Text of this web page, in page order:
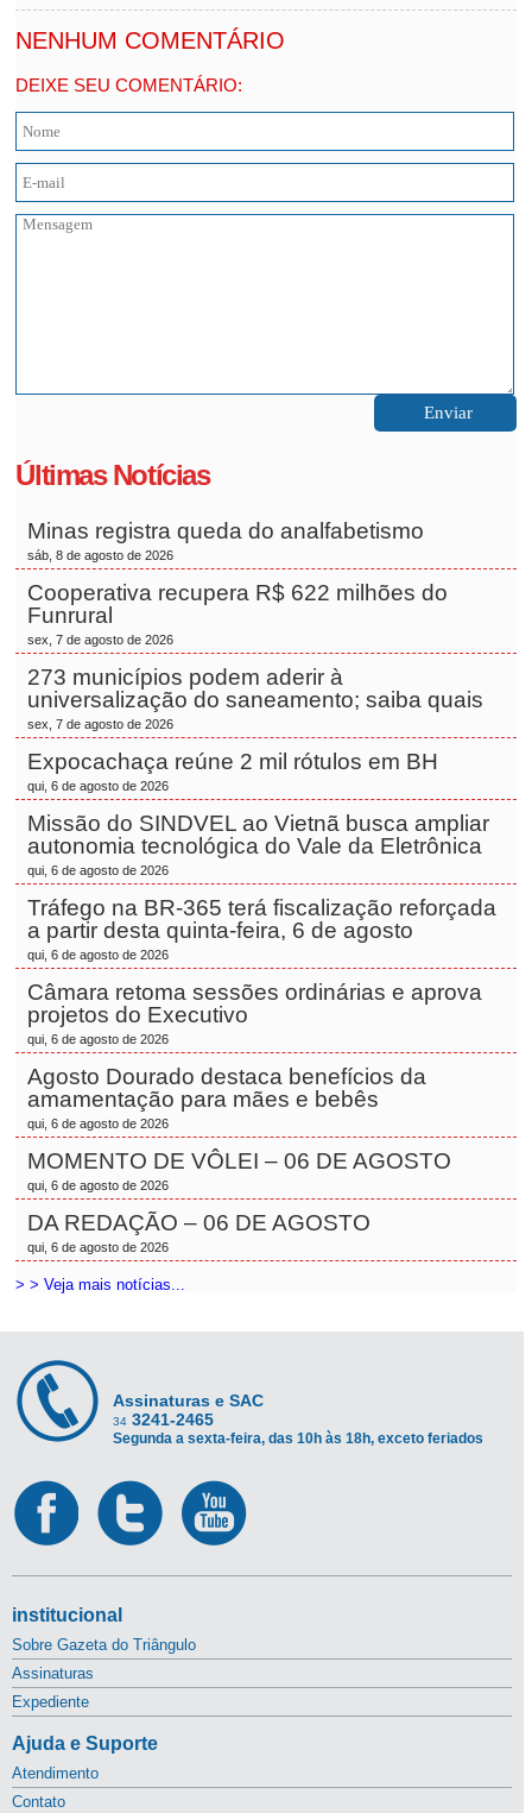
NENHUM COMENTÁRIO
DEIXE SEU COMENTÁRIO:
Últimas Notícias
Minas registra queda do analfabetismo
sáb, 8 de agosto de 2026
Cooperativa recupera R$ 622 milhões do
Funrural
sex, 7 de agosto de 2026
273 municípios podem aderir à
universalização do saneamento; saiba quais
sex, 7 de agosto de 2026
Expocachaça reúne 2 mil rótulos em BH
qui, 6 de agosto de 2026
Missão do SINDVEL ao Vietnã busca ampliar
autonomia tecnológica do Vale da Eletrônica
qui, 6 de agosto de 2026
Tráfego na BR-365 terá fiscalização reforçada
a partir desta quinta-feira, 6 de agosto
qui, 6 de agosto de 2026
Câmara retoma sessões ordinárias e aprova
projetos do Executivo
qui, 6 de agosto de 2026
Agosto Dourado destaca benefícios da
amamentação para mães e bebês
qui, 6 de agosto de 2026
MOMENTO DE VÔLEI – 06 DE AGOSTO
qui, 6 de agosto de 2026
DA REDAÇÃO – 06 DE AGOSTO
qui, 6 de agosto de 2026
> > Veja mais notícias...
Assinaturas e SAC
34 3241-2465
Segunda a sexta-feira, das 10h às 18h, exceto feriados
institucional
Sobre Gazeta do Triângulo
Assinaturas
Expediente
Ajuda e Suporte
Atendimento
Contato